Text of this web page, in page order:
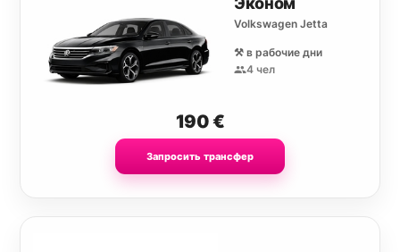
Volkswagen Jetta
⚒️ в рабочие дни
4 чел
190€
Запросить трансфер